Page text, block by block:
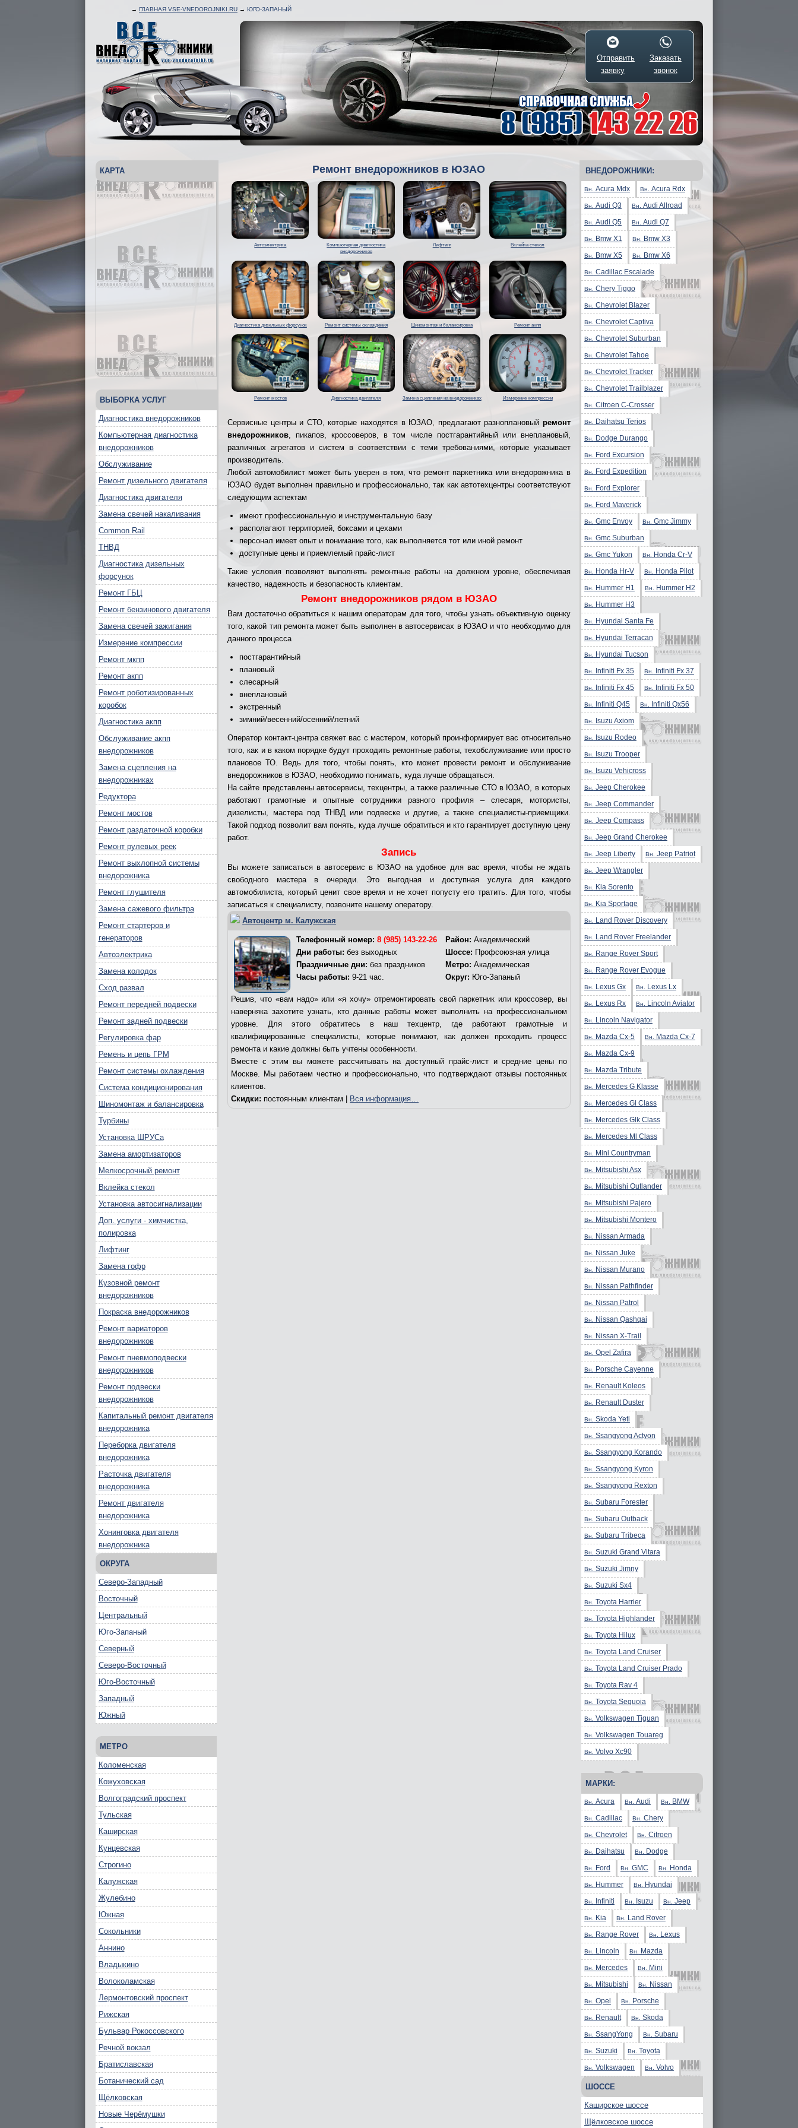
→ ГЛАВНАЯ VSE-VNEDOROJNIKI.RU → ЮГО-ЗАПАНЫЙ
Отправить
заявку
Заказать
звонок
Ремонт внедорожников в ЮЗАО
Автоэлектрика
Компьютерная диагностика
внедорожников
Лифтинг Вклейка стекол
Диагностика дизельных форсунок Ремонт системы охлаждения Шиномонтаж и балансировка Ремонт акпп
Ремонт мостов Диагностика двигателя Замена сцепления на внедорожниках Измерение компрессии
Сервисные центры и СТО, которые находятся в ЮЗАО, предлагают разноплановый ремонт
внедорожников, пикапов, кроссоверов, в том числе постгарантийный или внеплановый,
различных агрегатов и систем в соответствии с теми требованиями, которые указывает
производитель.
Любой автомобилист может быть уверен в том, что ремонт паркетника или внедорожника в
ЮЗАО будет выполнен правильно и профессионально, так как автотехцентры соответствуют
следующим аспектам
имеют профессиональную и инструментальную базу
располагают территорией, боксами и цехами
персонал имеет опыт и понимание того, как выполняется тот или иной ремонт
доступные цены и приемлемый прайс-лист
Такие условия позволяют выполнять ремонтные работы на должном уровне, обеспечивая
качество, надежность и безопасность клиентам.
Ремонт внедорожников рядом в ЮЗАО
Вам достаточно обратиться к нашим операторам для того, чтобы узнать объективную оценку
того, какой тип ремонта может быть выполнен в автосервисах в ЮЗАО и что необходимо для
данного процесса
постгарантийный
плановый
слесарный
внеплановый
экстренный
зимний/весенний/осенний/летний
Оператор контакт-центра свяжет вас с мастером, который проинформирует вас относительно
того, как и в каком порядке будут проходить ремонтные работы, техобслуживание или просто
плановое ТО. Ведь для того, чтобы понять, кто может провести ремонт и обслуживание
внедорожников в ЮЗАО, необходимо понимать, куда лучше обращаться.
На сайте представлены автосервисы, техцентры, а также различные СТО в ЮЗАО, в которых
работают грамотные и опытные сотрудники разного профиля – слесаря, мотористы,
дизелисты, мастера под ТНВД или подвеске и другие, а также специалисты-приемщики.
Такой подход позволит вам понять, куда лучше обратиться и кто гарантирует доступную цену
работ.
Запись
Вы можете записаться в автосервис в ЮЗАО на удобное для вас время, чтобы не ждать
свободного мастера в очереди. Это выгодная и доступная услуга для каждого
автомобилиста, который ценит свое время и не хочет попусту его тратить. Для того, чтобы
записаться к специалисту, позвоните нашему оператору.
Автоцентр м. Калужская
Телефонный номер:8 (985) 143-22-26
Дни работы: без выходных
Праздничные дни: без праздников
Часы работы: 9-21 час.
Район: Академический
Шоссе: Профсоюзная улица
Метро: Академическая
Округ: Юго-Запаный
Решив, что «вам надо» или «я хочу» отремонтировать свой паркетник или кроссовер, вы
наверняка захотите узнать, кто данные работы может выполнить на профессиональном
уровне. Для этого обратитесь в наш техцентр, где работают грамотные и
квалифицированные специалисты, которые понимают, как должен проходить процесс
ремонта и какие должны быть учтены особенности.
Вместе с этим вы можете рассчитывать на доступный прайс-лист и средние цены по
Москве. Мы работаем честно и профессионально, что подтверждают отзывы постоянных
клиентов.
Скидки: постоянным клиентам | Вся информация…
КАРТА
ВЫБОРКА УСЛУГ
Диагностика внедорожников
Компьютерная диагностика
внедорожников
Обслуживание
Ремонт дизельного двигателя
Диагностика двигателя
Замена свечей накаливания
Common Rail
ТНВД
Диагностика дизельных
форсунок
Ремонт ГБЦ
Ремонт бензинового двигателя
Замена свечей зажигания
Измерение компрессии
Ремонт мкпп
Ремонт акпп
Ремонт роботизированных
коробок
Диагностика акпп
Обслуживание акпп
внедорожников
Замена сцепления на
внедорожниках
Редуктора
Ремонт мостов
Ремонт раздаточной коробки
Ремонт рулевых реек
Ремонт выхлопной системы
внедорожника
Ремонт глушителя
Замена сажевого фильтра
Ремонт стартеров и
генераторов
Автоэлектрика
Замена колодок
Сход развал
Ремонт передней подвески
Ремонт задней подвески
Регулировка фар
Ремень и цепь ГРМ
Ремонт системы охлаждения
Система кондиционирования
Шиномонтаж и балансировка
Турбины
Установка ШРУСа
Замена амортизаторов
Мелкосрочный ремонт
Вклейка стекол
Установка автосигнализации
Доп. услуги - химчистка,
полировка
Лифтинг
Замена гофр
Кузовной ремонт
внедорожников
Покраска внедорожников
Ремонт вариаторов
внедорожников
Ремонт пневмоподвески
внедорожников
Ремонт подвески
внедорожников
Капитальный ремонт двигателя
внедорожника
Переборка двигателя
внедорожника
Расточка двигателя
внедорожника
Ремонт двигателя
внедорожника
Хонинговка двигателя
внедорожника
ОКРУГА
Северо-Западный
Восточный
Центральный
Юго-Запаный
Северный
Северо-Восточный
Юго-Восточный
Западный
Южный
МЕТРО
Коломенская
Кожуховская
Волгоградский проспект
Тульская
Каширская
Кунцевская
Строгино
Калужская
Жулебино
Южная
Сокольники
Аннино
Владыкино
Волоколамская
Лермонтовский проспект
Рижская
Бульвар Рокоссовского
Речной вокзал
Братиславская
Ботанический сад
Щёлковская
Новые Черёмушки
ВНЕДОРОЖНИКИ:
Вн. Acura Mdx Вн. Acura Rdx
Вн. Audi Q3 Вн. Audi Allroad
Вн. Audi Q5 Вн. Audi Q7
Вн. Bmw X1 Вн. Bmw X3
Вн. Bmw X5 Вн. Bmw X6
Вн. Cadillac Escalade
Вн. Chery Tiggo
Вн. Chevrolet Blazer
Вн. Chevrolet Captiva
Вн. Chevrolet Suburban
Вн. Chevrolet Tahoe
Вн. Chevrolet Tracker
Вн. Chevrolet Trailblazer
Вн. Citroen C-Crosser
Вн. Daihatsu Terios
Вн. Dodge Durango
Вн. Ford Excursion
Вн. Ford Expedition
Вн. Ford Explorer
Вн. Ford Maverick
Вн. Gmc Envoy Вн. Gmc Jimmy
Вн. Gmc Suburban
Вн. Gmc Yukon Вн. Honda Cr-V
Вн. Honda Hr-V Вн. Honda Pilot
Вн. Hummer H1 Вн. Hummer H2
Вн. Hummer H3
Вн. Hyundai Santa Fe
Вн. Hyundai Terracan
Вн. Hyundai Tucson
Вн. Infiniti Fx 35 Вн. Infiniti Fx 37
Вн. Infiniti Fx 45 Вн. Infiniti Fx 50
Вн. Infiniti Q45 Вн. Infiniti Qx56
Вн. Isuzu Axiom
Вн. Isuzu Rodeo
Вн. Isuzu Trooper
Вн. Isuzu Vehicross
Вн. Jeep Cherokee
Вн. Jeep Commander
Вн. Jeep Compass
Вн. Jeep Grand Cherokee
Вн. Jeep Liberty Вн. Jeep Patriot
Вн. Jeep Wrangler
Вн. Kia Sorento
Вн. Kia Sportage
Вн. Land Rover Discovery
Вн. Land Rover Freelander
Вн. Range Rover Sport
Вн. Range Rover Evogue
Вн. Lexus Gx Вн. Lexus Lx
Вн. Lexus Rx Вн. Lincoln Aviator
Вн. Lincoln Navigator
Вн. Mazda Cx-5 Вн. Mazda Cx-7
Вн. Mazda Cx-9
Вн. Mazda Tribute
Вн. Mercedes G Klasse
Вн. Mercedes Gl Class
Вн. Mercedes Glk Class
Вн. Mercedes Ml Class
Вн. Mini Countryman
Вн. Mitsubishi Asx
Вн. Mitsubishi Outlander
Вн. Mitsubishi Pajero
Вн. Mitsubishi Montero
Вн. Nissan Armada
Вн. Nissan Juke
Вн. Nissan Murano
Вн. Nissan Pathfinder
Вн. Nissan Patrol
Вн. Nissan Qashqai
Вн. Nissan X-Trail
Вн. Opel Zafira
Вн. Porsche Cayenne
Вн. Renault Koleos
Вн. Renault Duster
Вн. Skoda Yeti
Вн. Ssangyong Actyon
Вн. Ssangyong Korando
Вн. Ssangyong Kyron
Вн. Ssangyong Rexton
Вн. Subaru Forester
Вн. Subaru Outback
Вн. Subaru Tribeca
Вн. Suzuki Grand Vitara
Вн. Suzuki Jimny
Вн. Suzuki Sx4
Вн. Toyota Harrier
Вн. Toyota Highlander
Вн. Toyota Hilux
Вн. Toyota Land Cruiser
Вн. Toyota Land Cruiser Prado
Вн. Toyota Rav 4
Вн. Toyota Sequoia
Вн. Volkswagen Tiguan
Вн. Volkswagen Touareg
Вн. Volvo Xc90
МАРКИ:
Вн. Acura Вн. Audi Вн. BMW
Вн. Cadillac Вн. Chery
Вн. Chevrolet Вн. Citroen
Вн. Daihatsu Вн. Dodge
Вн. Ford Вн. GMC Вн. Honda
Вн. Hummer Вн. Hyundai
Вн. Infiniti Вн. Isuzu Вн. Jeep
Вн. Kia Вн. Land Rover
Вн. Range Rover Вн. Lexus
Вн. Lincoln Вн. Mazda
Вн. Mercedes Вн. Mini
Вн. Mitsubishi Вн. Nissan
Вн. Opel Вн. Porsche
Вн. Renault Вн. Skoda
Вн. SsangYong Вн. Subaru
Вн. Suzuki Вн. Toyota
Вн. Volkswagen Вн. Volvo
ШОССЕ
Каширское шоссе
Щёлковское шоссе